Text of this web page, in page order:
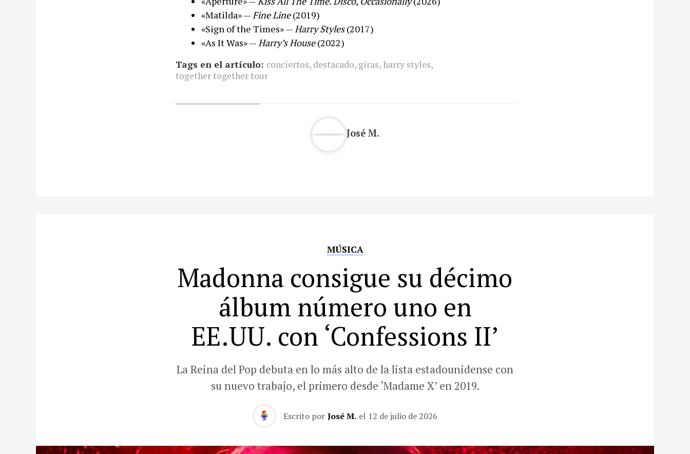
«Matilda» —Fine Line(2019)
«Sign of the Times» —Harry Styles(2017)
«As It Was» —Harry’s House(2022)
Tags en el artículo: conciertos, destacado, giras, harry styles,
together together tour
José M.
MÚSICA
Madonna consigue su décimo
álbum número uno en
EE.UU. con ‘Confessions II’
La Reina del Pop debuta en lo más alto de la lista estadounidense con
su nuevo trabajo, el primero desde ‘Madame X’ en 2019.
Escrito por José M. el 12 de julio de 2026